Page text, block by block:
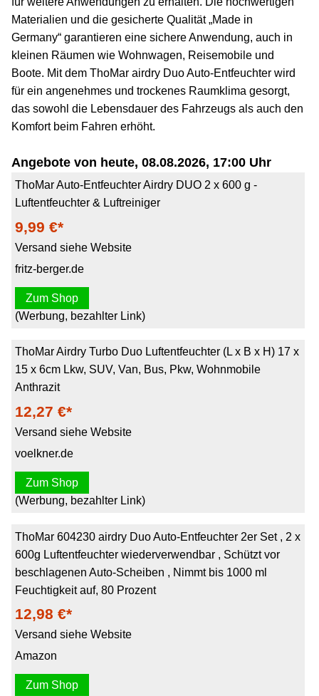
Materialien und die gesicherte Qualität „Made in
Germany“ garantieren eine sichere Anwendung, auch in
kleinen Räumen wie Wohnwagen, Reisemobile und
Boote. Mit dem ThoMar airdry Duo Auto-Entfeuchter wird
für ein angenehmes und trockenes Raumklima gesorgt,
das sowohl die Lebensdauer des Fahrzeugs als auch den
Komfort beim Fahren erhöht.
Angebote von heute, 08.08.2026, 17:00 Uhr
ThoMar Auto-Entfeuchter Airdry DUO 2 x 600 g -
Luftentfeuchter & Luftreiniger
9,99 €*
Versand siehe Website
fritz-berger.de
Zum Shop
(Werbung, bezahlter Link)
ThoMar Airdry Turbo Duo Luftentfeuchter (L x B x H) 17 x
15 x 6cm Lkw, SUV, Van, Bus, Pkw, Wohnmobile
Anthrazit
12,27 €*
Versand siehe Website
voelkner.de
Zum Shop
(Werbung, bezahlter Link)
ThoMar 604230 airdry Duo Auto-Entfeuchter 2er Set , 2 x
600g Luftentfeuchter wiederverwendbar , Schützt vor
beschlagenen Auto-Scheiben , Nimmt bis 1000 ml
Feuchtigkeit auf, 80 Prozent
12,98 €*
Versand siehe Website
Amazon
Zum Shop